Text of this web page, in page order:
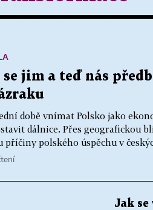
se jim a teď nás
době vnímat Polsko jako
dálnice. Přes geografickou
příčiny polského úspěchu v
Jak